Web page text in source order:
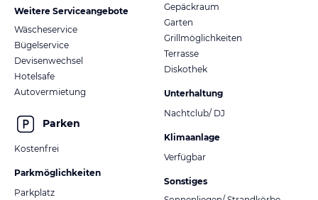
Weitere Serviceangebote
Wäscheservice
Bügelservice
Devisenwechsel
Hotelsafe
Autovermietung
Parken
Kostenfrei
Parkmöglichkeiten
Parkplatz
Gepäckraum
Garten
Grillmöglichkeiten
Terrasse
Diskothek
Unterhaltung
Nachtclub/ DJ
Klimaanlage
Verfügbar
Sonstiges